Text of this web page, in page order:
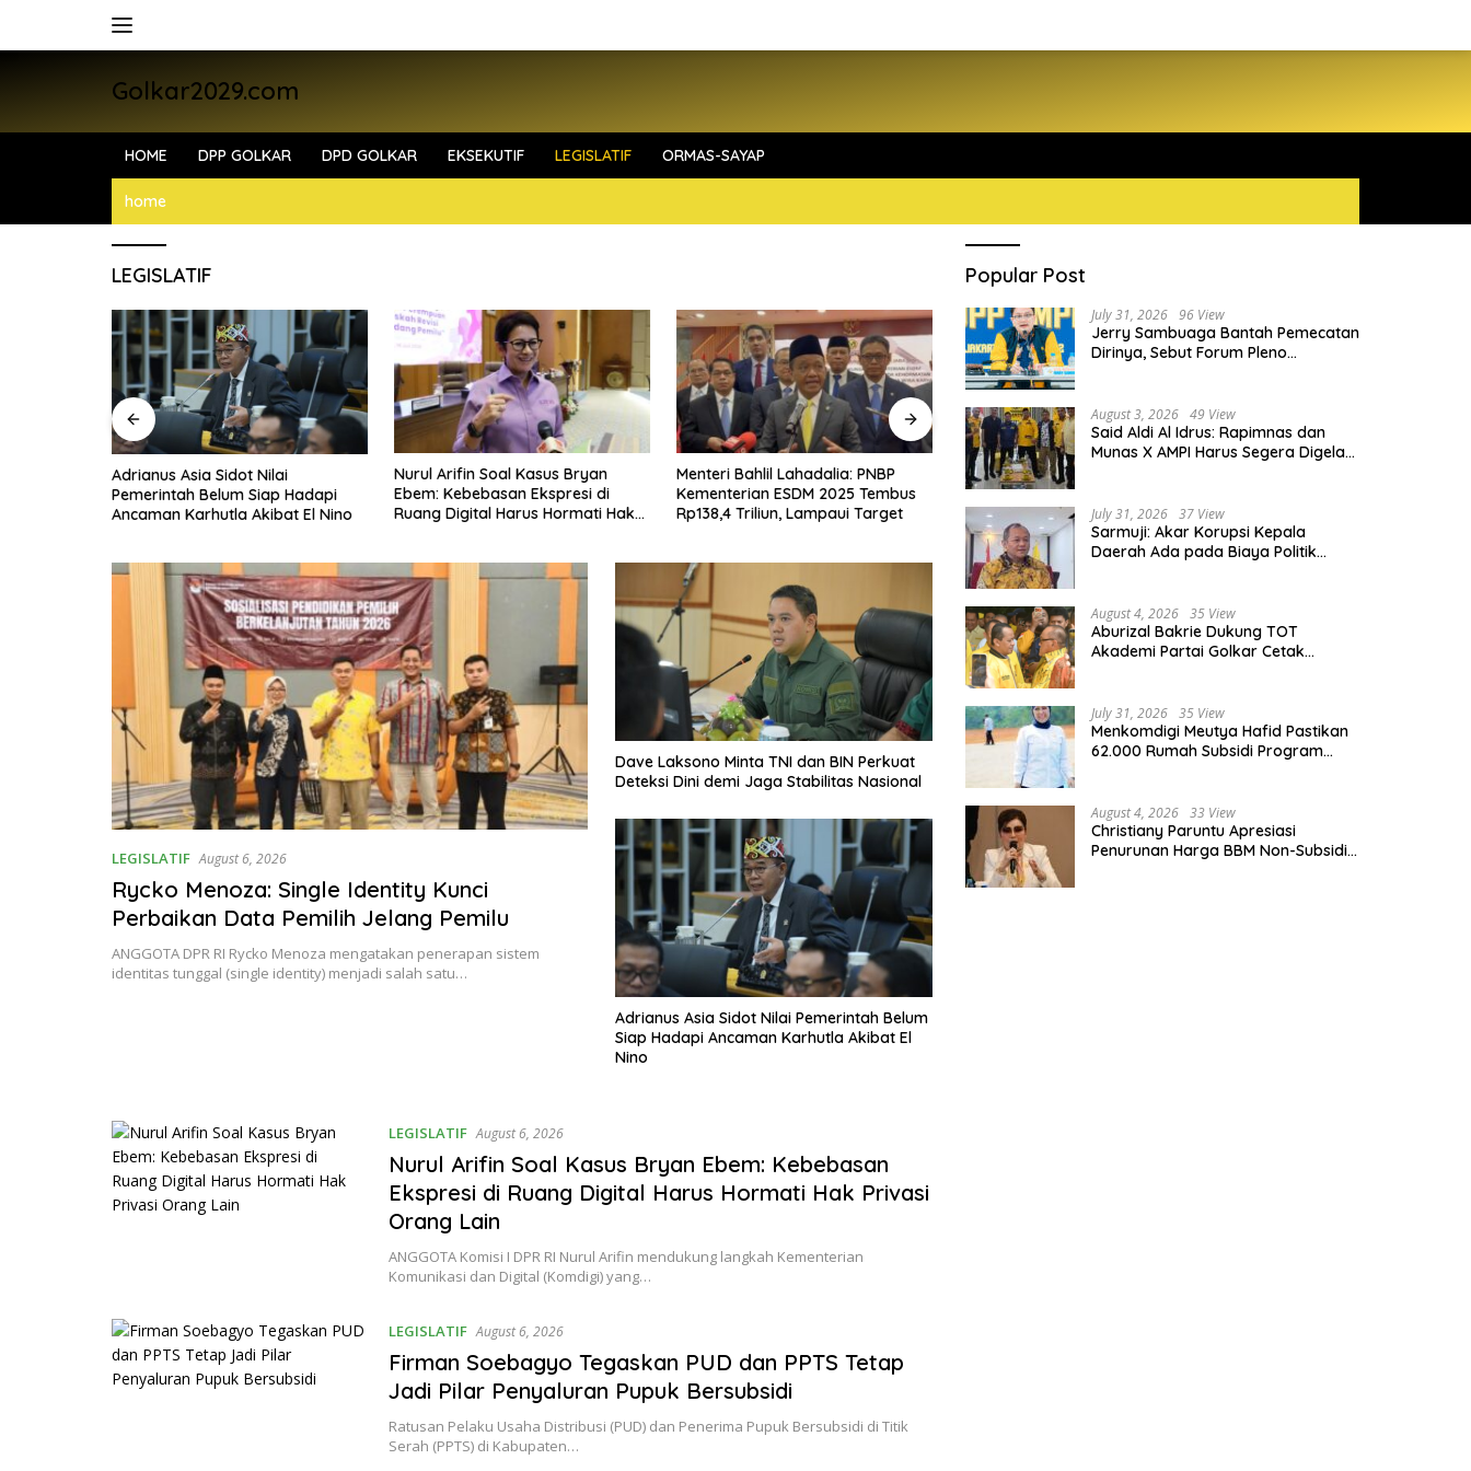
Golkar2029.com
HOME DPP GOLKAR DPD GOLKAR EKSEKUTIF LEGISLATIF ORMAS-SAYAP
home
LEGISLATIF
Adrianus Asia Sidot Nilai
Pemerintah Belum Siap Hadapi
Ancaman Karhutla Akibat El Nino
Nurul Arifin Soal Kasus Bryan
Ebem: Kebebasan Ekspresi di
Ruang Digital Harus Hormati Hak
Menteri Bahlil Lahadalia: PNBP
Kementerian ESDM 2025 Tembus
Rp138,4 Triliun, Lampaui Target
Menteri P2MI Mukhtarudin
Targetkan SMK Go Global Cetak
500 Ribu Talenta Kerja ke Luar
Negeri
Ibu Hamil dan Balita
LEGISLATIF August 6, 2026
Rycko Menoza: Single Identity Kunci
Perbaikan Data Pemilih Jelang Pemilu
ANGGOTA DPR RI Rycko Menoza mengatakan penerapan sistem
identitas tunggal (single identity) menjadi salah satu…
Dave Laksono Minta TNI dan BIN Perkuat
Deteksi Dini demi Jaga Stabilitas Nasional
Adrianus Asia Sidot Nilai Pemerintah Belum
Siap Hadapi Ancaman Karhutla Akibat El
Nino
LEGISLATIF August 6, 2026
Nurul Arifin Soal Kasus Bryan Ebem: Kebebasan
Ekspresi di Ruang Digital Harus Hormati Hak Privasi
Orang Lain
ANGGOTA Komisi I DPR RI Nurul Arifin mendukung langkah Kementerian
Komunikasi dan Digital (Komdigi) yang…
LEGISLATIF August 6, 2026
Firman Soebagyo Tegaskan PUD dan PPTS Tetap
Jadi Pilar Penyaluran Pupuk Bersubsidi
Ratusan Pelaku Usaha Distribusi (PUD) dan Penerima Pupuk Bersubsidi di Titik
Serah (PPTS) di Kabupaten…
Popular Post
July 31, 2026 96 View
Jerry Sambuaga Bantah Pemecatan
Dirinya, Sebut Forum Pleno
August 3, 2026 49 View
Said Aldi Al Idrus: Rapimnas dan
Munas X AMPI Harus Segera Digelar
July 31, 2026 37 View
Sarmuji: Akar Korupsi Kepala
Daerah Ada pada Biaya Politik
August 4, 2026 35 View
Aburizal Bakrie Dukung TOT
Akademi Partai Golkar Cetak
July 31, 2026 35 View
Menkomdigi Meutya Hafid Pastikan
62.000 Rumah Subsidi Program
August 4, 2026 33 View
Christiany Paruntu Apresiasi
Penurunan Harga BBM Non-Subsidi,